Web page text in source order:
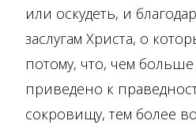
или оскудеть, и
заслугам Христа, о
потому, что, чем
приведено к
сокровищу, тем более